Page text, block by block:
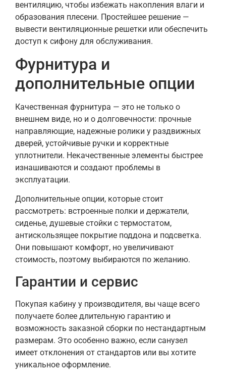
вентиляцию, чтобы избежать накопления влаги и
образования плесени. Простейшее решение —
вывести вентиляционные решетки или обеспечить
доступ к сифону для обслуживания.
Фурнитура и
дополнительные опции
Качественная фурнитура — это не только о
внешнем виде, но и о долговечности: прочные
направляющие, надежные ролики у раздвижных
дверей, устойчивые ручки и корректные
уплотнители. Некачественные элементы быстрее
изнашиваются и создают проблемы в
эксплуатации.
Дополнительные опции, которые стоит
рассмотреть: встроенные полки и держатели,
сиденье, душевые стойки с термостатом,
антискользящее покрытие поддона и подсветка.
Они повышают комфорт, но увеличивают
стоимость, поэтому выбираются по желанию.
Гарантии и сервис
Покупая кабину у производителя, вы чаще всего
получаете более длительную гарантию и
возможность заказной сборки по нестандартным
размерам. Это особенно важно, если санузел
имеет отклонения от стандартов или вы хотите
уникальное оформление.